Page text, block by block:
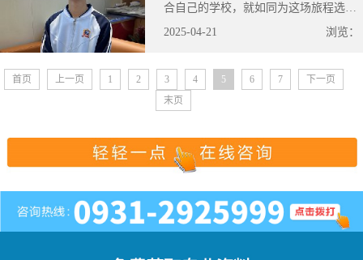
合自己的学校，就如同为这场旅程选对
了方向。16 岁的王在康，在去年中考
中取得 458 分的成绩，距离市级高中的
2025-04-21 浏览：
首页 上一页 1 2 3 4 5 6 7
下一页
末页